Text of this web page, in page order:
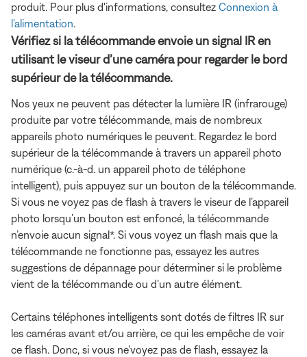
produit. Pour plus d'informations, consultez Connexion à
l'alimentation.
Vérifiez si la télécommande envoie un signal IR en
utilisant le viseur d’une caméra pour regarder le bord
supérieur de la télécommande.
Nos yeux ne peuvent pas détecter la lumière IR (infrarouge)
produite par votre télécommande, mais de nombreux
appareils photo numériques le peuvent. Regardez le bord
supérieur de la télécommande à travers un appareil photo
numérique (c.-à-d. un appareil photo de téléphone
intelligent), puis appuyez sur un bouton de la télécommande.
Si vous ne voyez pas de flash à travers le viseur de l’appareil
photo lorsqu’un bouton est enfoncé, la télécommande
n’envoie aucun signal*. Si vous voyez un flash mais que la
télécommande ne fonctionne pas, essayez les autres
suggestions de dépannage pour déterminer si le problème
vient de la télécommande ou d’un autre élément.
Certains téléphones intelligents sont dotés de filtres IR sur
les caméras avant et/ou arrière, ce qui les empêche de voir
ce flash. Donc, si vous ne'voyez pas de flash, essayez la